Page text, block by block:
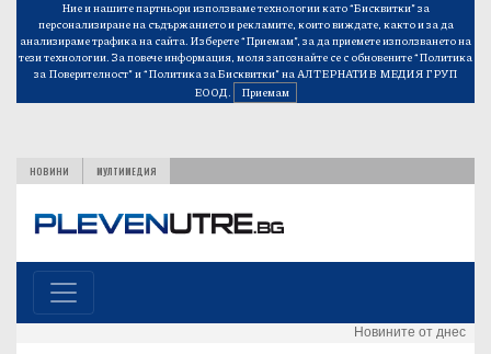
Ние и нашите партньори използваме технологии като “Бисквитки” за
персонализиране на съдържанието и рекламите, които виждате, както и за да
анализираме трафика на сайта. Изберете “Приемам”, за да приемете използването на
тези технологии. За повече информация, моля запознайте се с обновените“Политика
за Поверителност”и“Политика за Бисквитки”на АЛТЕРНАТИВ МЕДИЯ ГРУП
ЕООД.
Приемам
НОВИНИ МУЛТИМЕДИЯ
Новините от днес